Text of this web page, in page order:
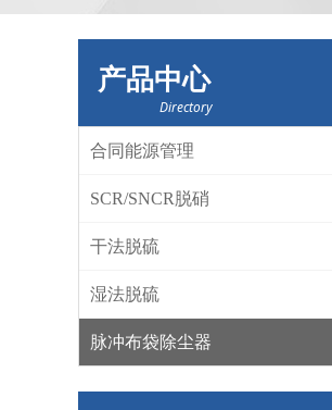
产品中心
Directory
合同能源管理
SCR/SNCR脱硝
干法脱硫
湿法脱硫
脉冲布袋除尘器